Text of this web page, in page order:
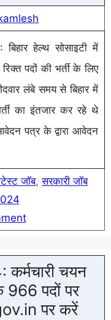
हेल्थ सोसाइटी में
पदों की भर्ती के लिए
लंबे समय से बिहार में
का इंतजार कर रहे थे
पत्र के द्वारा आवेदन
जॉब,सरकारी जॉब
चयन
पदों पर
पर करें